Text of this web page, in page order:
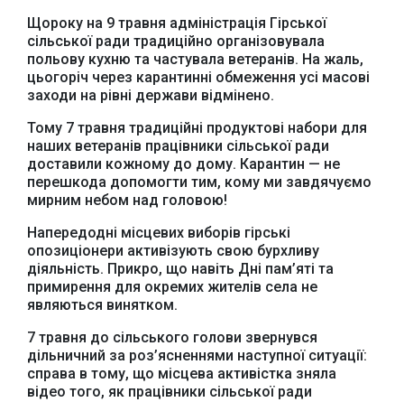
Щороку на 9 травня адміністрація Гірської
сільської ради традиційно організовувала
польову кухню та частувала ветеранів. На жаль,
цьогоріч через карантинні обмеження усі масові
заходи на рівні держави відмінено.
Тому 7 травня традиційні продуктові набори для
наших ветеранів працівники сільської ради
доставили кожному до дому. Карантин — не
перешкода допомогти тим, кому ми завдячуємо
мирним небом над головою!
Напередодні місцевих виборів гірські
опозиціонери активізують свою бурхливу
діяльність. Прикро, що навіть Дні пам’яті та
примирення для окремих жителів села не
являються винятком.
7 травня до сільського голови звернувся
дільничний за роз’ясненнями наступної ситуації:
справа в тому, що місцева активістка зняла
відео того, як працівники сільської ради